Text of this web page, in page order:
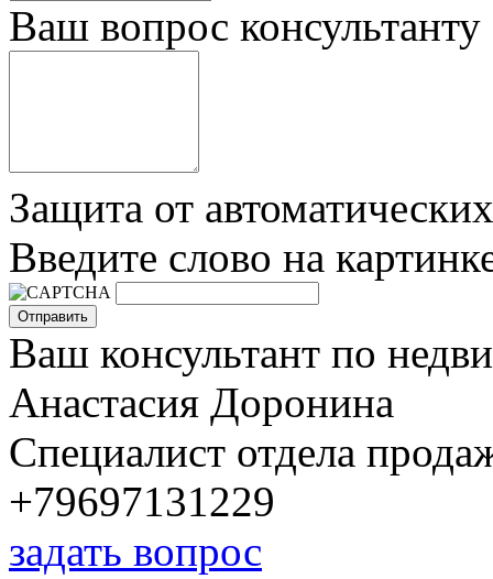
Ваш вопрос консультанту
Защита от
Введите слово на
Ваш консультант по
Анастасия Доронина
Специалист отдела
+79697131229
задать вопрос